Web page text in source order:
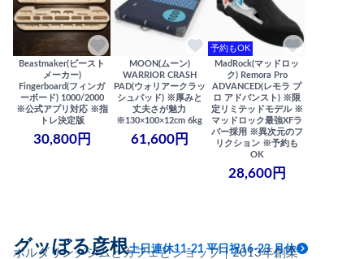
Beastmaker(ビースト
メーカー)
Fingerboard(フィンガ
ーボード) 1000/2000
※公式アプリ対応 ※指
トレ決定版
30,800円
MOON(ムーン)
WARRIOR CRASH
PAD(ウォリアークラッ
シュパッド) ※厚みと
丈夫さが魅力
※130×100×12cm 6kg
61,600円
予約もOK
MadRock(マッドロッ
ク) Remora Pro
ADVANCED(レモラ プ
ロ アドバンスト) ※限
定リミテッドモデル ※
マッドロック最強XFラ
バー採用 ※異次元のフ
リクション ※予約も
OK
28,600円
ボルダリングジムとカフェとショップ｜2013年創業
グッぼる彦根土日連休11-21 平日祝16-23 月休